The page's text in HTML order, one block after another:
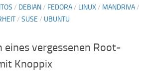
/ DEBIAN/ FEDORA/ LINUX/ MANDRIVA/
/ SUSE / UBUNTU
eines vergessenen Root-
Knoppix